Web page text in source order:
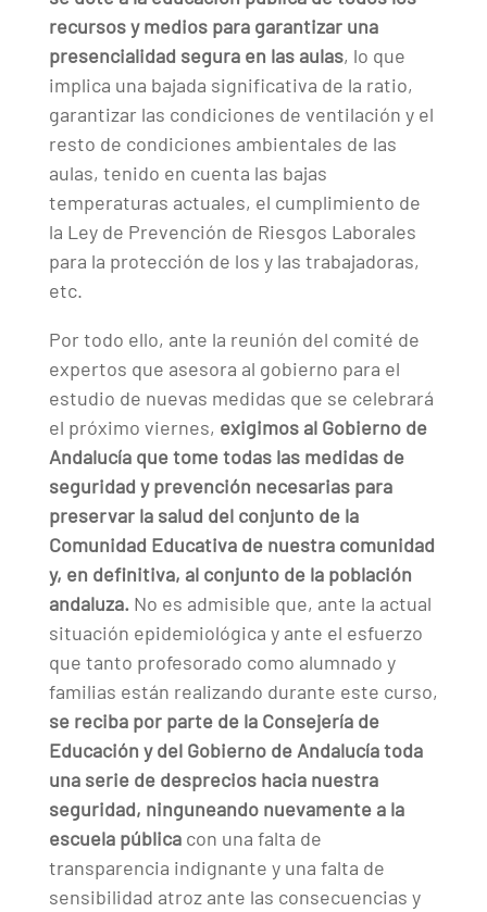
recursos y medios para garantizar una
presencialidad segura en las aulas, lo que
implica una bajada significativa de la ratio,
garantizar las condiciones de ventilación y el
resto de condiciones ambientales de las
aulas, tenido en cuenta las bajas
temperaturas actuales, el cumplimiento de
la Ley de Prevención de Riesgos Laborales
para la protección de los y las trabajadoras,
etc.
Por todo ello, ante la reunión del comité de
expertos que asesora al gobierno para el
estudio de nuevas medidas que se celebrará
el próximo viernes, exigimos al Gobierno de
Andalucía que tome todas las medidas de
seguridad y prevención necesarias para
preservar la salud del conjunto de la
Comunidad Educativa de nuestra comunidad
y, en definitiva, al conjunto de la población
andaluza.No es admisible que, ante la actual
situación epidemiológica y ante el esfuerzo
que tanto profesorado como alumnado y
familias están realizando durante este curso,
se reciba por parte de la Consejería de
Educación y del Gobierno de Andalucía toda
una serie de desprecios hacia nuestra
seguridad, ninguneando nuevamente a la
escuela públicacon una falta de
transparencia indignante y una falta de
sensibilidad atroz ante las consecuencias y